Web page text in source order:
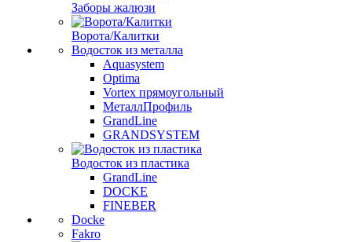
Заборы жалюзи
Ворота/Калитки
Водосток из металла
Aquasystem
Optima
Vortex прямоугольный
МеталлПрофиль
GrandLine
GRANDSYSTEM
Водосток из пластика
GrandLine
DOCKE
FINEBER
Docke
Fakro